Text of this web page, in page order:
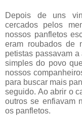
Depois de uns
cercados pelos
nossos panfletos
eram roubados de
petistas passavam
simples do povo
nossos
para buscar mais
seguido. Ao abrir o
outros se enfiavam
os panfletos.